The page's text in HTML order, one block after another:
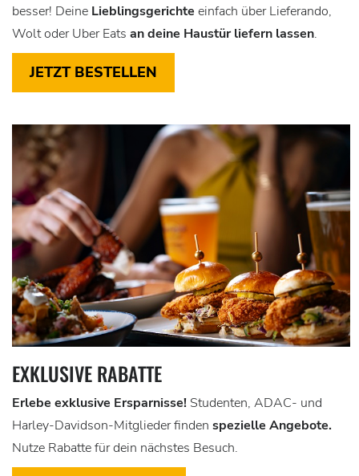
besser! Deine Lieblingsgerichte einfach über Lieferando,
Wolt oder Uber Eats an deine Haustür liefern lassen.
JETZT BESTELLEN
EXKLUSIVE RABATTE
Erlebe exklusive Ersparnisse! Studenten, ADAC- und
Harley-Davidson-Mitglieder finden spezielle Angebote.
Nutze Rabatte für dein nächstes Besuch.